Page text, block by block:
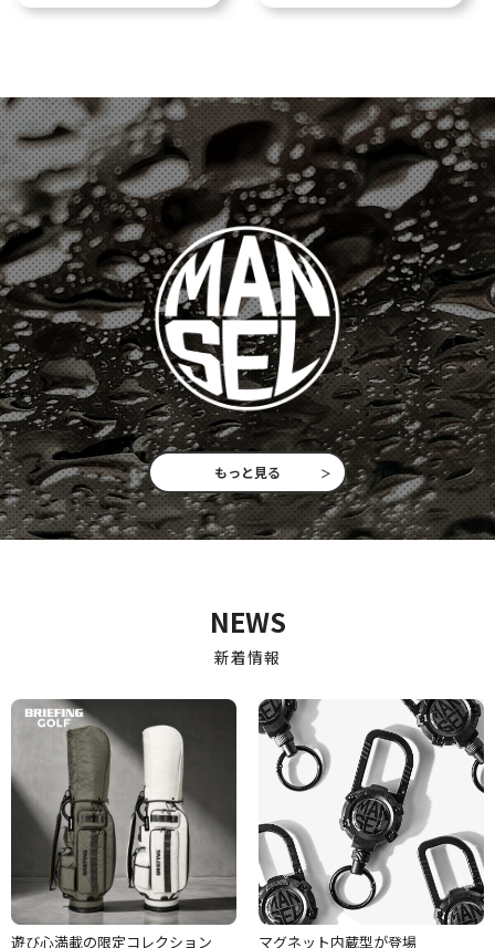
もっと見る
NEWS
新着情報
遊び心満載の限定コレクション マグネット内蔵型が登場